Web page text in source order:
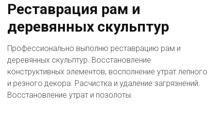
Реставрация рам и
деревянных скульптур
Профессионально выполню реставрацию рам и
деревянных скульптур. Восстановление
конструктивных элементов, восполнение утрат лепного
и резного декора. Расчистка и удаление загрязнений.
Восстановление утрат и позолоты.